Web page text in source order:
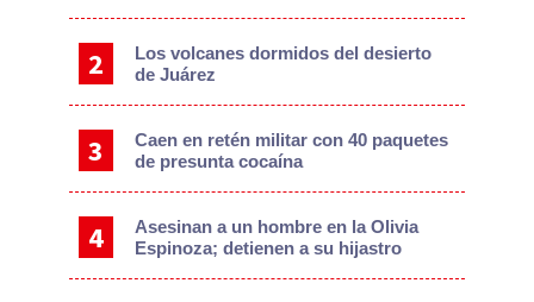
Los volcanes dormidos del desierto
de Juárez
Caen en retén militar con 40 paquetes
de presunta cocaína
Asesinan a un hombre en la Olivia
Espinoza; detienen a su hijastro